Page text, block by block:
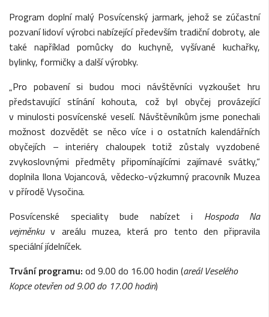
Program doplní malý Posvícenský jarmark, jehož se zúčastní
pozvaní lidoví výrobci nabízející především tradiční dobroty, ale
také například pomůcky do kuchyně, vyšívané kuchařky,
bylinky, formičky a další výrobky.
„Pro pobavení si budou moci návštěvníci vyzkoušet hru
představující stínání kohouta, což byl obyčej provázející
v minulosti posvícenské veselí. Návštěvníkům jsme ponechali
možnost dozvědět se něco více i o ostatních kalendářních
obyčejích – interiéry chaloupek totiž zůstaly vyzdobené
zvykoslovnými předměty připomínajícími zajímavé svátky,“
doplnila Ilona Vojancová, vědecko-výzkumný pracovník Muzea
v přírodě Vysočina.
Posvícenské speciality bude nabízet i Hospoda Na
vejměnku v areálu muzea, která pro tento den připravila
speciální jídelníček.
Trvání programu: od 9.00 do 16.00 hodin (areál Veselého
Kopce otevřen od 9.00 do 17.00 hodin)